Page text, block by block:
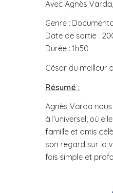
Avec Agnès
Genre :
Date de sortie :
Durée : 1h50
César du meilleur
Résumé :
Agnès Varda
à l’universel, où
famille et amis
son regard sur la
fois simple et